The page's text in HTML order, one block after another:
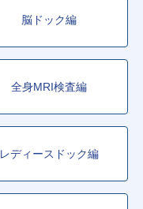
脳ドック編
全身MRI検査編
レディースドック編